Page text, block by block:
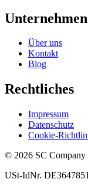
Unternehmen
Über uns
Kontakt
Blog
Rechtliches
Impressum
Datenschutz
Cookie-
© 2026 SC Company
USt-IdNr.